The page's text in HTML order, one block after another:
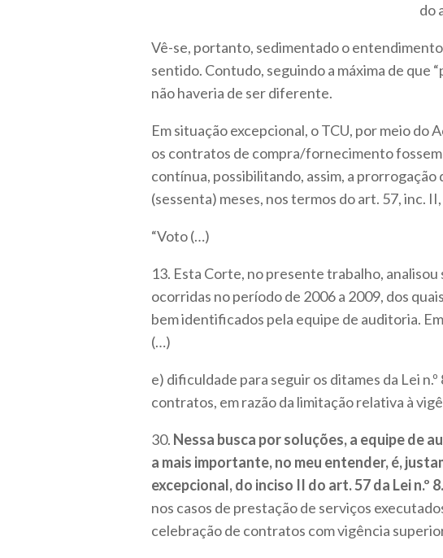
do
Vê-se, portanto, sedimentado o
sentido. Contudo, seguindo a máxima de que
não haveria de ser diferente.
Em situação excepcional, o TCU, por meio do
os contratos de compra/fornecimento
contínua, possibilitando, assim, a
(sessenta) meses, nos termos do art. 57, inc.
“Voto (…)
13. Esta Corte, no presente trabalho,
ocorridas no período de 2006 a 2009, dos
bem identificados pela equipe de auditoria.
(…)
e) dificuldade para seguir os ditames da Lei
contratos, em razão da limitação relativa à
30. Nessa busca por soluções, a equipe de
a mais importante, no meu entender, é,
excepcional, do inciso II do art. 57 da Lei n.º
nos casos de prestação de serviços
celebração de contratos com vigência